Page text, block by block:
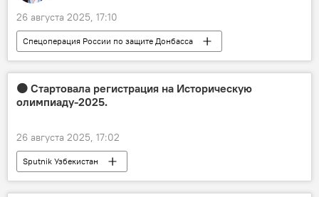
26 августа 2025, 17:10
Спецоперация России по защите Донбасса
Колумнисты
В мире
Политика
Украина
Россия
Дональд Трамп
🟠 Стартовала регистрация на Историческую
олимпиаду-2025.
26 августа 2025, 17:02
Sputnik Узбекистан